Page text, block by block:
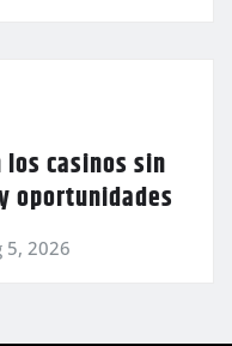
los casinos sin
oportunidades
5, 2026